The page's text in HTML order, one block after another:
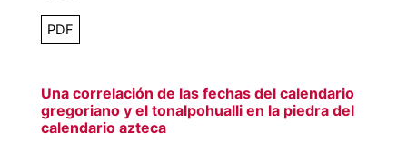
PDF
Una correlación de las fechas del calendario
gregoriano y el tonalpohualli en la piedra del
calendario azteca